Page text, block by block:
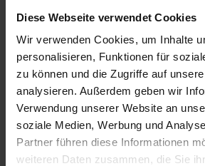
Diese Webseite verwendet Cookies
Wir verwenden Cookies, um Inhalte
personalisieren, Funktionen für
zu können und die Zugriffe auf
analysieren. Außerdem geben wir
Verwendung unserer Website an
soziale Medien, Werbung und
Partner führen diese Informationen
weiteren Daten zusammen, die Sie